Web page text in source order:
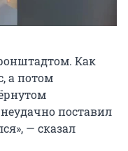
Как
а потом
поставил
— сказал